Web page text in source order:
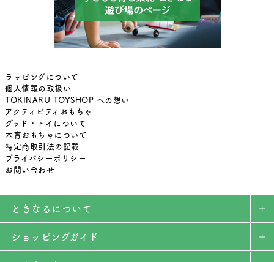
ラッピングについて
個人情報の取扱い
TOKINARU TOYSHOP への想い
アクティビティおもちゃ
グッド・トイについて
木育おもちゃについて
特定商取引法の記載
プライバシーポリシー
お問い合わせ
ときなるについて
ショッピングガイド